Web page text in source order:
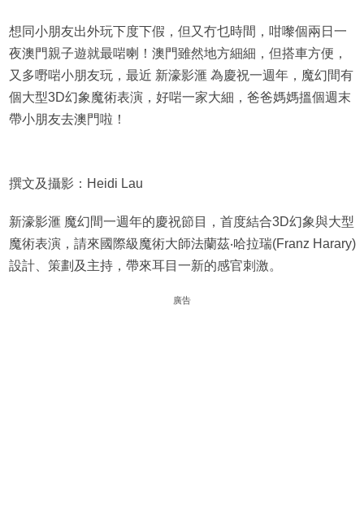
想同小朋友出外玩下度下假，但又冇乜時間，咁嚟個兩日一
夜澳門親子遊就最啱喇！澳門雖然地方細細，但搭車方便，
又多嘢啱小朋友玩，最近 新濠影滙 為慶祝一週年，魔幻間有
個大型3D幻象魔術表演，好啱一家大細，爸爸媽媽搵個週末
帶小朋友去澳門啦！
撰文及攝影：Heidi Lau
新濠影滙 魔幻間一週年的慶祝節目，首度結合3D幻象與大型
魔術表演，請來國際級魔術大師法蘭茲‧哈拉瑞(Franz Harary)
設計、策劃及主持，帶來耳目一新的感官刺激。
廣告